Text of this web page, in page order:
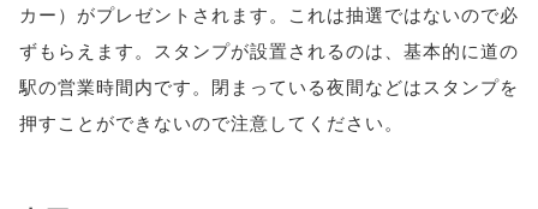
カー）がプレゼントされます。これは抽選ではないので必
ずもらえます。スタンプが設置されるのは、基本的に道の
駅の営業時間内です。閉まっている夜間などはスタンプを
押すことができないので注意してください。